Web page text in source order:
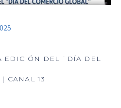
EDICIÓN DEL ¨DÍA DEL
CANAL 13